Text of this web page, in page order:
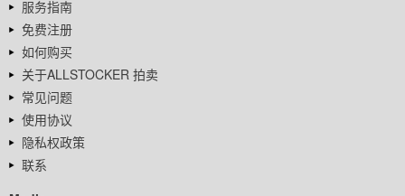
服务指南
免费注册
如何购买
关于ALLSTOCKER 拍卖
常见问题
使用协议
隐私权政策
联系